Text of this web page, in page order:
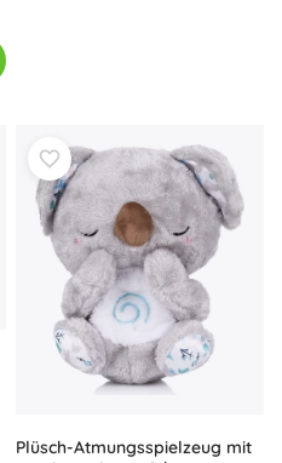
Plüsch-Atmungsspielzeug mit